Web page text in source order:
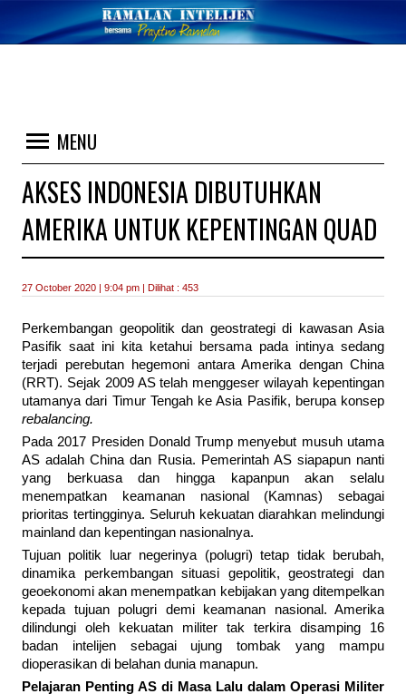
MENU
AKSES INDONESIA DIBUTUHKAN
AMERIKA UNTUK KEPENTINGAN QUAD
27 October 2020 | 9:04 pm | Dilihat : 453
Perkembangan geopolitik dan geostrategi di kawasan Asia
Pasifik saat ini kita ketahui bersama pada intinya sedang
terjadi perebutan hegemoni antara Amerika dengan China
(RRT). Sejak 2009 AS telah menggeser wilayah kepentingan
utamanya dari Timur Tengah ke Asia Pasifik, berupa konsep
rebalancing.
Pada 2017 Presiden Donald Trump menyebut musuh utama
AS adalah China dan Rusia. Pemerintah AS siapapun nanti
yang berkuasa dan hingga kapanpun akan selalu
menempatkan keamanan nasional (Kamnas) sebagai
prioritas tertingginya. Seluruh kekuatan diarahkan melindungi
mainland dan kepentingan nasionalnya.
Tujuan politik luar negerinya (polugri) tetap tidak berubah,
dinamika perkembangan situasi gepolitik, geostrategi dan
geoekonomi akan menempatkan kebijakan yang ditempelkan
kepada tujuan polugri demi keamanan nasional. Amerika
dilindungi oleh kekuatan militer tak terkira disamping 16
badan intelijen sebagai ujung tombak yang mampu
dioperasikan di belahan dunia manapun.
Pelajaran Penting AS di Masa Lalu dalam Operasi Militer